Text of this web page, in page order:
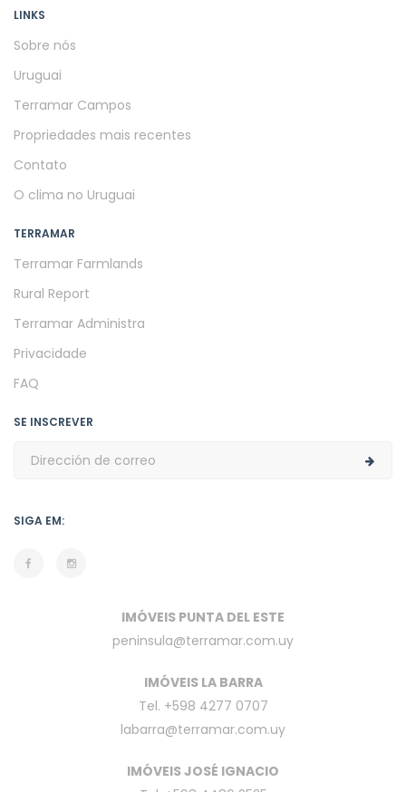
LINKS
Sobre nós
Uruguai
Terramar Campos
Propriedades mais recentes
Contato
O clima no Uruguai
TERRAMAR
Terramar Farmlands
Rural Report
Terramar Administra
Privacidade
FAQ
SE INSCREVER
SIGA EM:
IMÓVEIS PUNTA DEL ESTE
peninsula@terramar.com.uy
IMÓVEIS LA BARRA
Tel. +598 4277 0707
labarra@terramar.com.uy
IMÓVEIS JOSÉ IGNACIO